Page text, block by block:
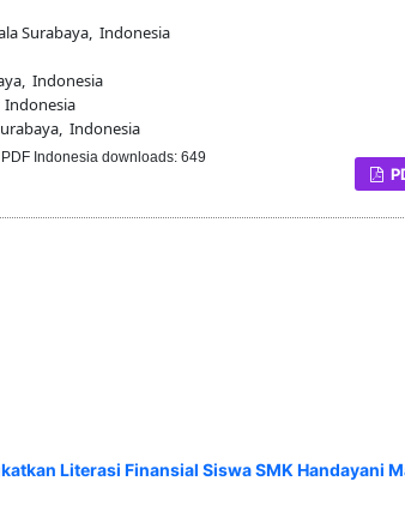
Surabaya, Indonesia
Indonesia
Indonesia
Indonesia
PDF Indonesia downloads: 649
Literasi Finansial Siswa SMK Handayani